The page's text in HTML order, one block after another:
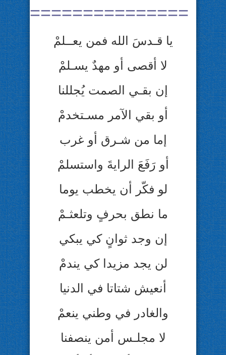
===============
يا قـدسَ الله فمن يعــلمْ
لا أقصى أو مهدٌ يسـلمْ
إن بقـي الصمت يُجللنا
أو بقي الآمر مسـتخدمْ
إما من شـرق أو غرب
أو رَفَعَ الرايةَ واستسلمْ
لو فكّر أن يخطب يوما
ما نطق بحرفٍ وتلعثـمْ
إن وجد ثوانٍ كي يبكي
لن يجد مزيدا كي يندمْ
أنعيش شتاتا في الدنيا
والغادر في وطني ينعمْ
لا مجلـس أمن ينصفنا